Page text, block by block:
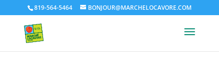
819-564-5464 BONJOUR@MARCHELOCAVORE.COM